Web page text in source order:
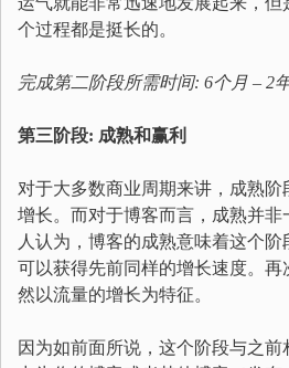
个过程都是挺长的。
完成第二阶段所需时间: 6个月 – 2
第三阶段: 成熟和赢利
对于大多数商业周期来讲，成熟
增长。而对于博客而言，成熟并
人认为，博客的成熟意味着这个
可以获得先前同样的增长速度。
然以流量的增长为特征。
因为如前面所说，这个阶段与之